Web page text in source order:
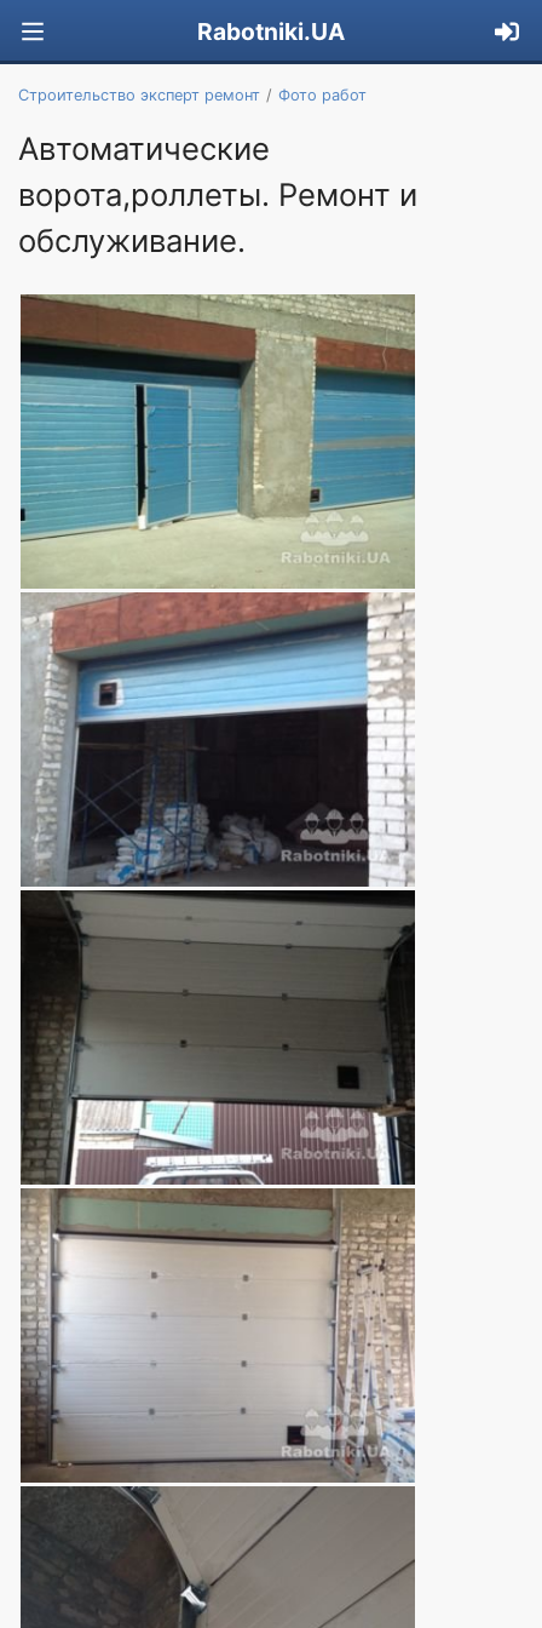
Rabotniki.UA
Строительство эксперт ремонт Фото работ
Автоматические
ворота,роллеты. Ремонт и
обслуживание.